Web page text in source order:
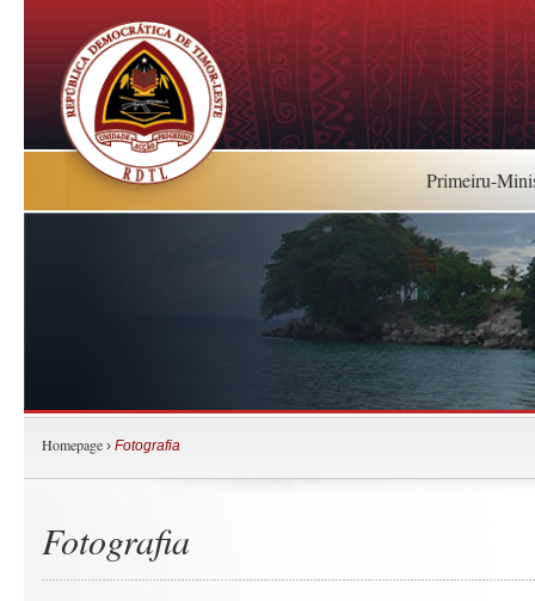
Primeiru-
Homepage › Fotografia
Fotografia